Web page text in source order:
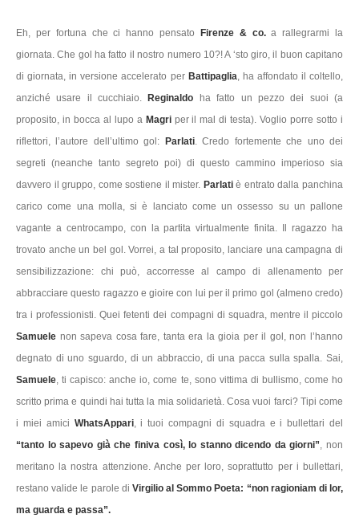
Eh, per fortuna che ci hanno pensato Firenze & co.a rallegrarmi la
giornata. Che gol ha fatto il nostro numero 10?! A ‘sto giro, il buon capitano
di giornata, in versione accelerato per Battipaglia, ha affondato il coltello,
anziché usare il cucchiaio.
Reginaldo
ha fatto un pezzo dei suoi (a
proposito, in bocca al lupo a Magri per il mal di testa). Voglio porre sotto i
riflettori, l’autore dell’ultimo gol:
Parlati. Credo fortemente che uno dei
segreti (neanche tanto segreto poi) di questo cammino imperioso sia
davvero il gruppo, come sostiene il mister. Parlatiè entrato dalla panchina
carico come una molla, si è lanciato come un ossesso su un pallone
vagante a centrocampo, con la partita virtualmente finita. Il ragazzo ha
trovato anche un bel gol. Vorrei, a tal proposito, lanciare una campagna di
sensibilizzazione: chi può, accorresse al campo di allenamento per
abbracciare questo ragazzo e gioire con lui per il primo gol (almeno credo)
tra i professionisti. Quei fetenti dei compagni di squadra, mentre il piccolo
Samuele non sapeva cosa fare, tanta era la gioia per il gol, non l’hanno
degnato di uno sguardo, di un abbraccio, di una pacca sulla spalla. Sai,
Samuele, ti capisco: anche io, come te, sono vittima di bullismo, come ho
scritto prima e quindi hai tutta la mia solidarietà. Cosa vuoi farci? Tipi come
i miei amici WhatsAppari, i tuoi compagni di squadra e i bullettari del
“tanto lo sapevo già che finiva così, lo stanno dicendo da giorni”, non
meritano la nostra attenzione. Anche per loro, soprattutto per i bullettari,
restano valide le parole di Virgilio al Sommo Poeta: “non ragioniam di lor,
ma guarda e passa”.